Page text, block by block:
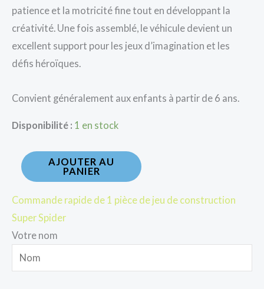
patience et la motricité fine tout en développant la
créativité. Une fois assemblé, le véhicule devient un
excellent support pour les jeux d’imagination et les
défis héroïques.
Convient généralement aux enfants à partir de 6 ans.
Disponibilité : 1 en stock
AJOUTER AU
PANIER
Commande rapide de 1 pièce de jeu de construction
Super Spider
Votre nom